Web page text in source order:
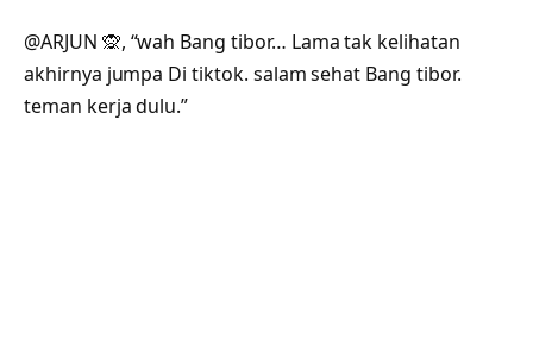
@ARJUN 🙊, “wah Bang tibor… Lama tak kelihatan
akhirnya jumpa Di tiktok. salam sehat Bang tibor.
teman kerja dulu.”